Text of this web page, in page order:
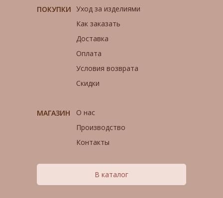
В каталог
МАГАЗИН
ПОКУПКИ
О нас
Производство
Контакты
Уход за изделиями
Как заказать
Доставка
Оплата
Условия возврата
Скидки